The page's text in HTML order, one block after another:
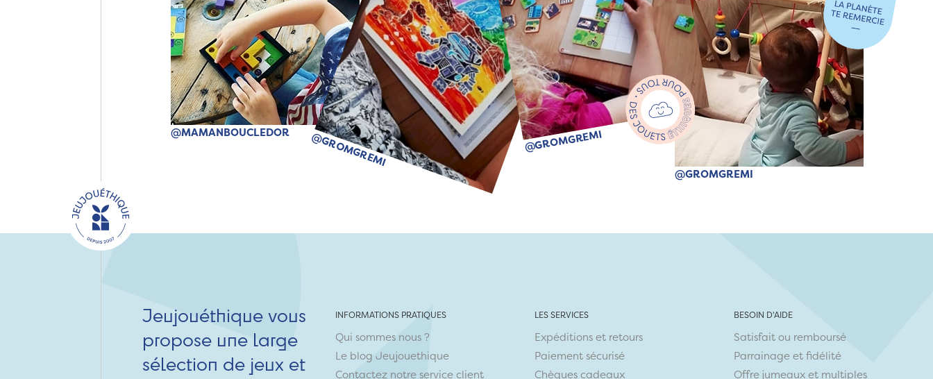
@MAMANBOUCLEDOR @GROMGREMI @GROMGREMI
@GROMGREMI
Jeujouéthique vous
propose une large
sélection de jeux et
INFORMATIONS PRATIQUES
Qui sommes nous ?
Le blog Jeujouethique
Contactez notre service client
LES SERVICES
Expéditions et retours
Paiement sécurisé
Chèques cadeaux
BESOIN D'AIDE
Satisfait ou remboursé
Parrainage et fidélité
Offre jumeaux et multiples